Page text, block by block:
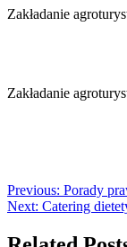
Zakładanie
Zakładanie
Previous: Porady
Next: Catering